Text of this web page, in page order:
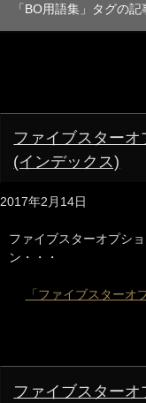
「BO用語集」タグの記
ファイブスター
(インデックス)
2017年2月14日
ファイブスターオプシ
ン・・・
「ファイブスター
ファイブスター